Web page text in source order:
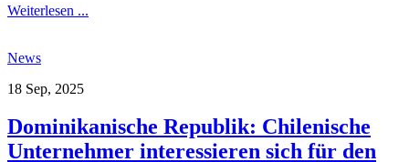
Weiterlesen ...
News
18 Sep, 2025
Dominikanische Republik: Chilenische
Unternehmer interessieren sich für den